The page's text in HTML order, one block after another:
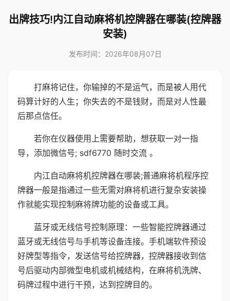
出牌技巧!内江自动麻将机控牌器在哪装(控牌器
安装)
发布时间：2026年08月07日
打麻将记住，你输掉的不是运气，而是被人用代
码算计好的人生；你失去的不是钱财，而是对人性最
后那点信任。
若你在仪器使用上需要帮助，想获取一对一指
导，添加微信号; sdf6770 随时交流 。
内江自动麻将机控牌器在哪装;普通麻将机程序控
牌器一般是指通过一些无需对麻将机进行复杂安装操
作就能实现控制麻将牌功能的设备或工具。
蓝牙或无线信号控制原理：一些智能控牌器通过
蓝牙或无线信号与手机等设备连接。手机端软件预设
好牌型等指令，发送信号给控牌器，控牌器接收到信
号后驱动内部微型电机或机械结构，在麻将机洗牌、
码牌过程中进行干预，达到控牌目的。